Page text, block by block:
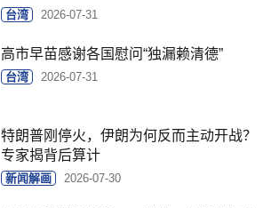
台湾 2026-07-31
高市早苗感谢各国慰问“独漏赖清德”
台湾 2026-07-31
特朗普刚停火，伊朗为何反而主动开战？
专家揭背后算计
新闻解画 2026-07-30